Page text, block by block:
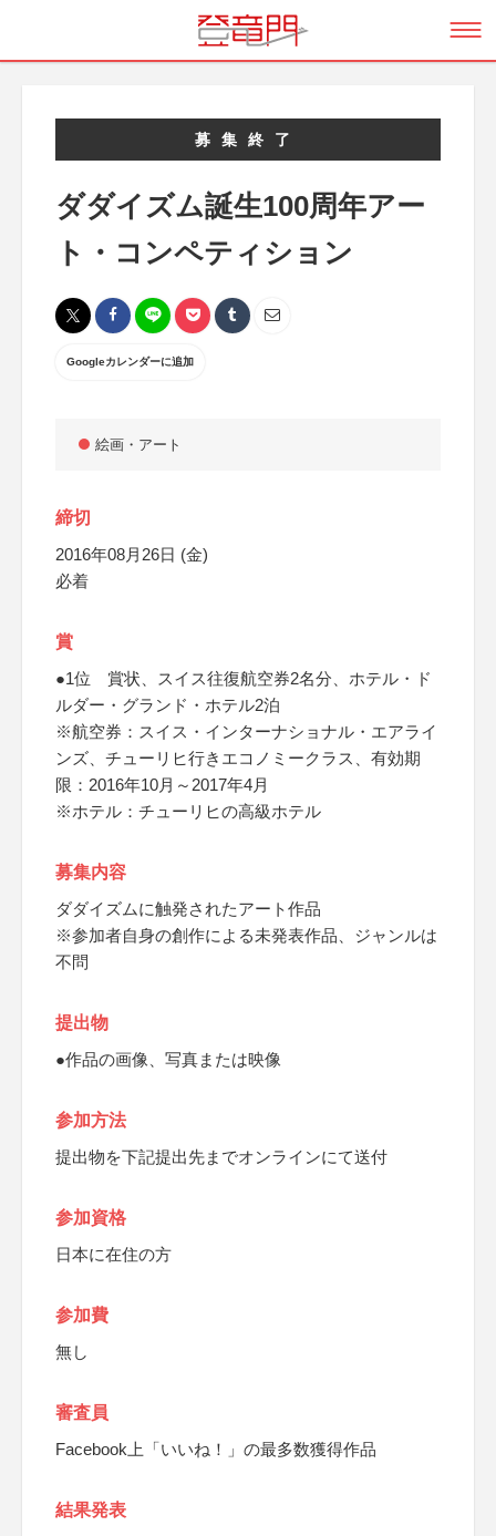
募集終了
ダダイズム誕生100周年アー
ト・コンペティション
Googleカレンダーに追加
絵画・アート
締切
2016年08月26日 (金)
必着
賞
●1位 賞状、スイス往復航空券2名分、ホテル・ド
ルダー・グランド・ホテル2泊
※航空券：スイス・インターナショナル・エアライ
ンズ、チューリヒ行きエコノミークラス、有効期
限：2016年10月～2017年4月
※ホテル：チューリヒの高級ホテル
募集内容
ダダイズムに触発されたアート作品
※参加者自身の創作による未発表作品、ジャンルは
不問
提出物
●作品の画像、写真または映像
参加方法
提出物を下記提出先までオンラインにて送付
参加資格
日本に在住の方
参加費
無し
審査員
Facebook上「いいね！」の最多数獲得作品
結果発表